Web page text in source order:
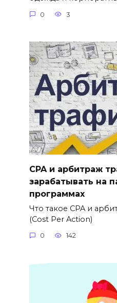
0 3
CPA и арбитраж
зарабатывать на
программах
Что такое CPA и
(Cost Per Action)
0 142